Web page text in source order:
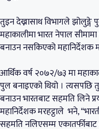
तुइन देख्नासाथ विभागले
महाकालीमा भारत नेपाल
बनाउन नसकिएको महानिर्देशक
आर्थिक वर्ष २०७२/७३ मा
पुल बनाइएको थियो । त्यसपछि
बनाउन भारतबाट सहमति लिने
महानिर्देशक मरहट्ठाले भने,
सहमति नलिएसम्म